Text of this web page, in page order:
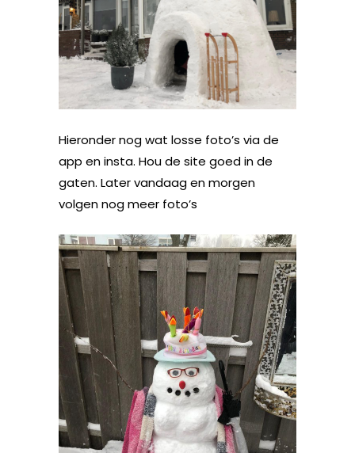
Hieronder nog wat losse foto’s via de
app en insta. Hou de site goed in de
gaten. Later vandaag en morgen
volgen nog meer foto’s